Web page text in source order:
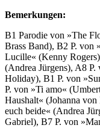
Bemerkungen:
B1 Parodie von »The
Brass Band), B2 P. von
Lucille« (Kenny
(Andrea Jürgens), A8
Holiday), B1 P. von
P. von »Ti amo«
Haushalt« (Johanna
euch beide« (Andrea
Gabriel), B7 P. von